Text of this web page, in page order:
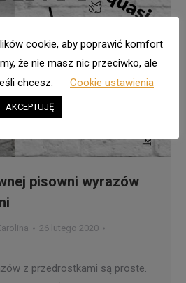
pisowni wyrazów
26 lutego 2020
z przedrostkami są proste.
cookie, aby poprawić komfort
że nie masz nic przeciwko, ale
chcesz.
Cookie ustawienia
AKCEPTUJĘ